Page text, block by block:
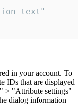
text"
in your account. To
IDs that are displayed
> "Attribute settings"
dialog information